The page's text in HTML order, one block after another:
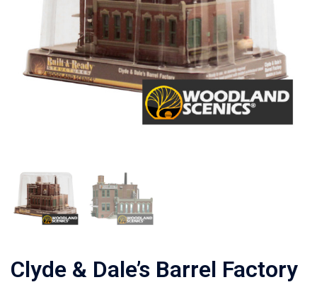
Clyde & Dale’s Barrel Factory